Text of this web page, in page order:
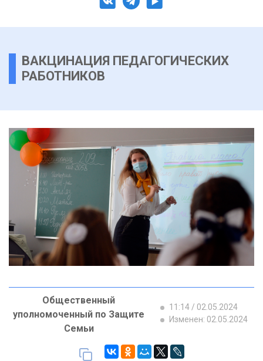
ВАКЦИНАЦИЯ ПЕДАГОГИЧЕСКИХ
РАБОТНИКОВ
Общественный
уполномоченный по Защите
Семьи
11:14 / 02.05.2024
Изменен: 02.05.2024